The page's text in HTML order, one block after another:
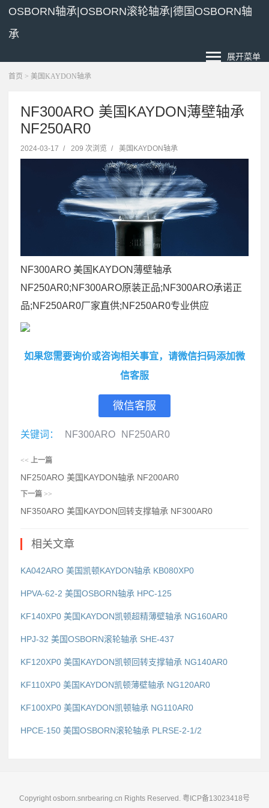
OSBORN轴承|OSBORN滚轮轴承|德国OSBORN轴
承
展开菜单
首页 > 美国KAYDON轴承
NF300ARO 美国KAYDON薄壁轴承
NF250AR0
2024-03-17 / 209 次浏览 / 美国KAYDON轴承
NF300ARO 美国KAYDON薄壁轴承
NF250AR0;NF300ARO原装正品;NF300ARO承诺正
品;NF250AR0厂家直供;NF250AR0专业供应
如果您需要询价或咨询相关事宜，请微信扫码添加微
信客服
微信客服
关键词： NF300ARO NF250AR0
<< 上一篇
NF250ARO 美国KAYDON轴承 NF200AR0
下一篇 >>
NF350ARO 美国KAYDON回转支撑轴承 NF300AR0
相关文章
KA042ARO 美国凯顿KAYDON轴承 KB080XP0
HPVA-62-2 美国OSBORN轴承 HPC-125
KF140XP0 美国KAYDON凯顿超精薄壁轴承 NG160AR0
HPJ-32 美国OSBORN滚轮轴承 SHE-437
KF120XP0 美国KAYDON凯顿回转支撑轴承 NG140AR0
KF110XP0 美国KAYDON凯顿薄壁轴承 NG120AR0
KF100XP0 美国KAYDON凯顿轴承 NG110AR0
HPCE-150 美国OSBORN滚轮轴承 PLRSE-2-1/2
Copyright osborn.snrbearing.cn Rights Reserved. 粤ICP备13023418号